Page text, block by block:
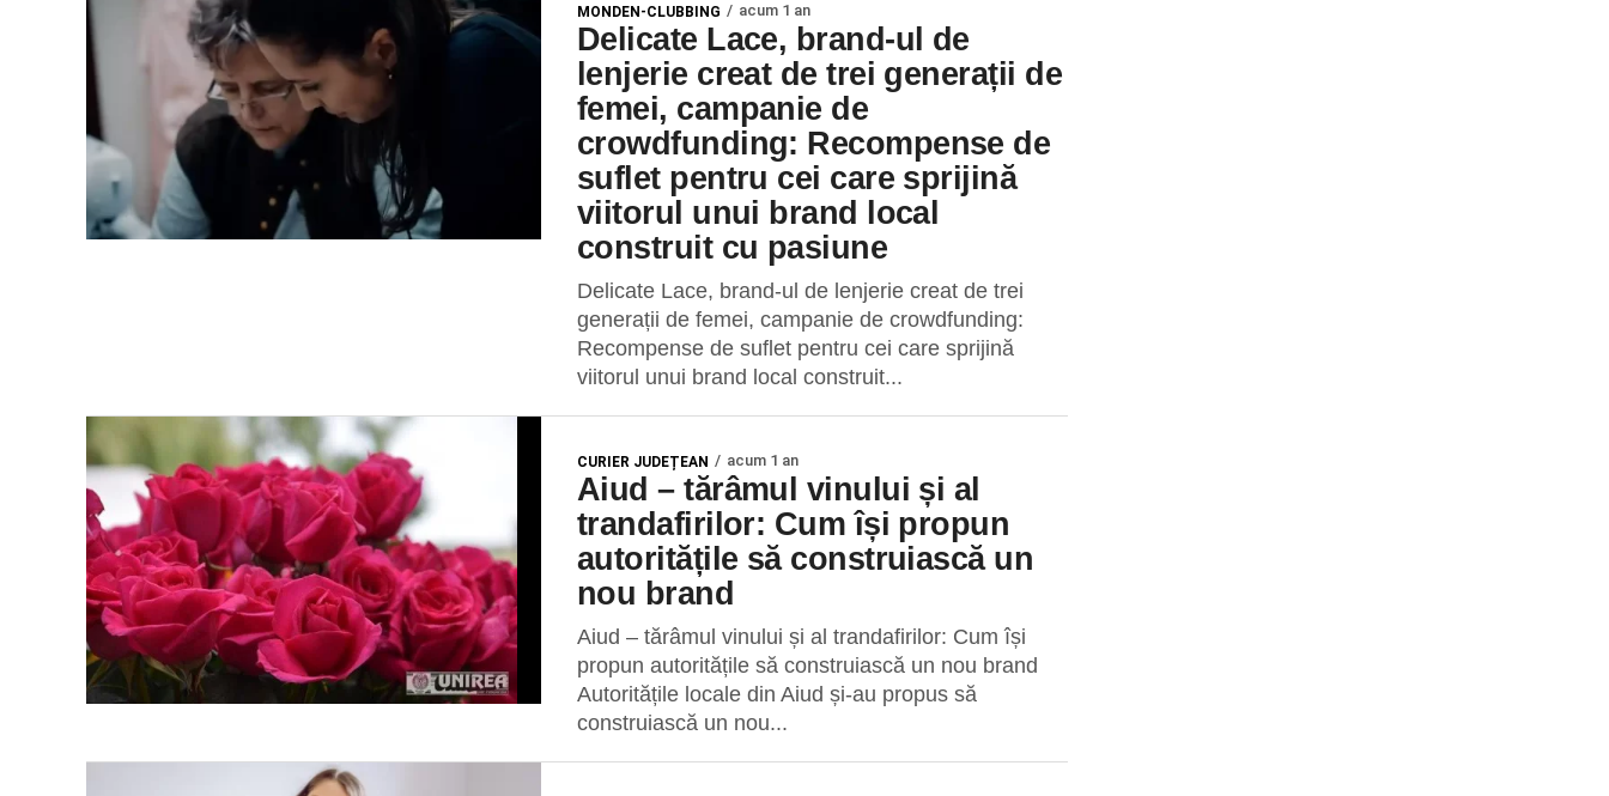
MONDEN-CLUBBING acum 1 an
Delicate Lace, brand-ul de
lenjerie creat de trei generații de
femei, campanie de
crowdfunding: Recompense de
suflet pentru cei care sprijină
viitorul unui brand local
construit cu pasiune
Delicate Lace, brand-ul de lenjerie creat de trei
generații de femei, campanie de crowdfunding:
Recompense de suflet pentru cei care sprijină
viitorul unui brand local construit...
CURIER JUDEȚEAN acum 1 an
Aiud – tărâmul vinului și al
trandafirilor: Cum își propun
autoritățile să construiască un
nou brand
Aiud – tărâmul vinului și al trandafirilor: Cum își
propun autoritățile să construiască un nou brand
Autoritățile locale din Aiud și-au propus să
construiască un nou...